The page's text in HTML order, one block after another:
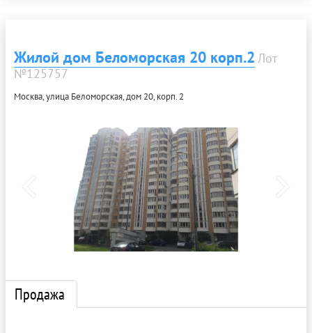
Жилой дом Беломорская 20 корп.2 Лот
№125757
Москва, улица Беломорская, дом 20, корп. 2
Продажа